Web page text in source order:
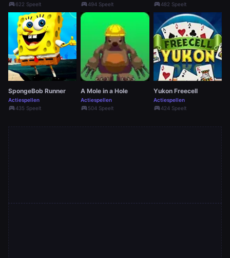
sports_esports622 Speelt sports_esports494 Speelt sports_esports482 Speelt
SpongeBob Runner
Actiespellen
sports_esports435 Speelt
A Mole in a Hole
Actiespellen
sports_esports504 Speelt
Yukon Freecell
Actiespellen
sports_esports424 Speelt